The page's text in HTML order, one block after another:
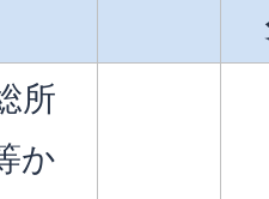
所
か